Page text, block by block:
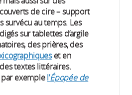
de cire – support
survécu au temps. Les
sur tablettes d’argile
des prières, des
et en
textes littéraires.
exemplel’Épopée de